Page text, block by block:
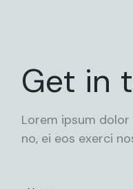
Get in
Lorem ipsum
no, ei eos exerci